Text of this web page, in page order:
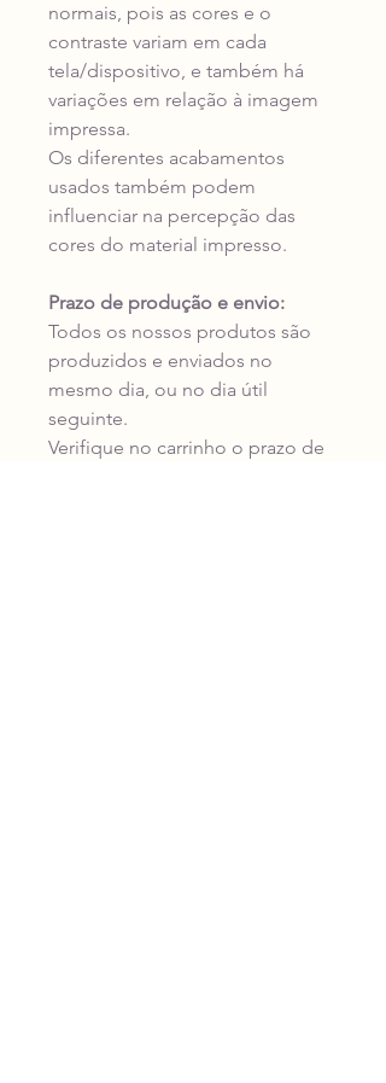
normais, pois as cores e o
contraste variam em cada
tela/dispositivo, e também há
variações em relação à imagem
impressa.
Os diferentes acabamentos
usados também podem
influenciar na percepção das
cores do material impresso.
Prazo de produção e envio:
Todos os nossos produtos são
produzidos e enviados no
mesmo dia, ou no dia útil
seguinte.
Verifique no carrinho o prazo de